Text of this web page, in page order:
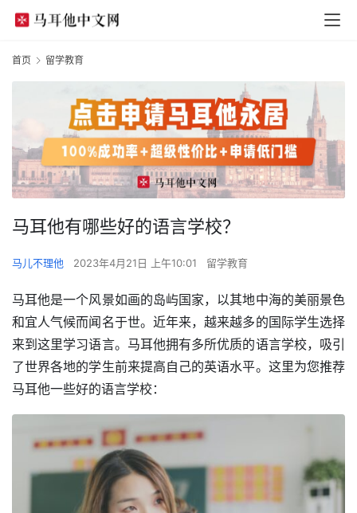
首页 留学教育
马耳他有哪些好的语言学校？
马儿不理他 2023年4月21日 上午10:01 留学教育
马耳他是一个风景如画的岛屿国家，以其地中海的美丽景色
和宜人气候而闻名于世。近年来，越来越多的国际学生选择
来到这里学习语言。马耳他拥有多所优质的语言学校，吸引
了世界各地的学生前来提高自己的英语水平。这里为您推荐
马耳他一些好的语言学校：